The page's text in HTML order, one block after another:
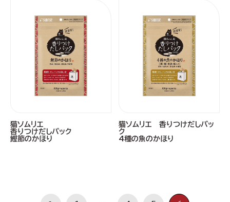
猫ソムリエ
香りつけだしパック
鰹節のかほり
猫ソムリエ 香りつけだしパッ
ク
4種の魚のかほり